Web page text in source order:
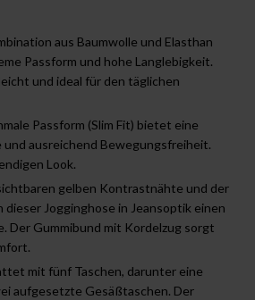
aus Baumwolle und Elasthan
Passform und hohe Langlebigkeit.
und ideal für den täglichen
Passform (Slim Fit) bietet eine
ausreichend Bewegungsfreiheit.
Look.
gelben Kontrastnähte und der
dieser Jogginghose in Jeansoptik einen
Der Gummibund mit Kordelzug sorgt
mit fünf Taschen, darunter eine
aufgesetzte Gesäßtaschen. Der